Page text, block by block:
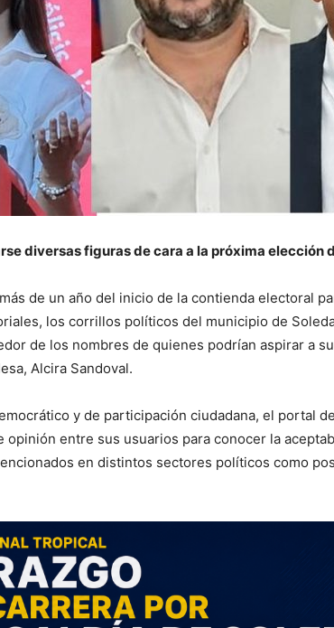
diversas figuras de cara a la próxima elección
de un año del inicio de la contienda electoral
los corrillos políticos del municipio de
de los nombres de quienes podrían aspirar a
Alcira Sandoval.
y de participación ciudadana, el portal
opinión entre sus usuarios para conocer la
en distintos sectores políticos como